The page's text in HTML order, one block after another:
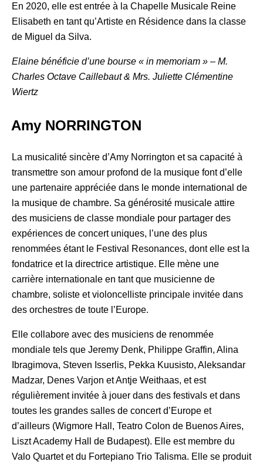
En 2020, elle est entrée à la Chapelle Musicale Reine
Elisabeth en tant qu’Artiste en Résidence dans la classe
de Miguel da Silva.
Elaine bénéficie d’une bourse « in memoriam » – M.
Charles Octave Caillebaut & Mrs. Juliette Clémentine
Wiertz
Amy NORRINGTON
La musicalité sincère d’Amy Norrington et sa capacité à
transmettre son amour profond de la musique font d’elle
une partenaire appréciée dans le monde international de
la musique de chambre. Sa générosité musicale attire
des musiciens de classe mondiale pour partager des
expériences de concert uniques, l’une des plus
renommées étant le Festival Resonances, dont elle est la
fondatrice et la directrice artistique. Elle mène une
carrière internationale en tant que musicienne de
chambre, soliste et violoncelliste principale invitée dans
des orchestres de toute l’Europe.
Elle collabore avec des musiciens de renommée
mondiale tels que Jeremy Denk, Philippe Graffin, Alina
Ibragimova, Steven Isserlis, Pekka Kuusisto, Aleksandar
Madzar, Denes Varjon et Antje Weithaas, et est
régulièrement invitée à jouer dans des festivals et dans
toutes les grandes salles de concert d’Europe et
d’ailleurs (Wigmore Hall, Teatro Colon de Buenos Aires,
Liszt Academy Hall de Budapest). Elle est membre du
Valo Quartet et du Fortepiano Trio Talisma. Elle se produit